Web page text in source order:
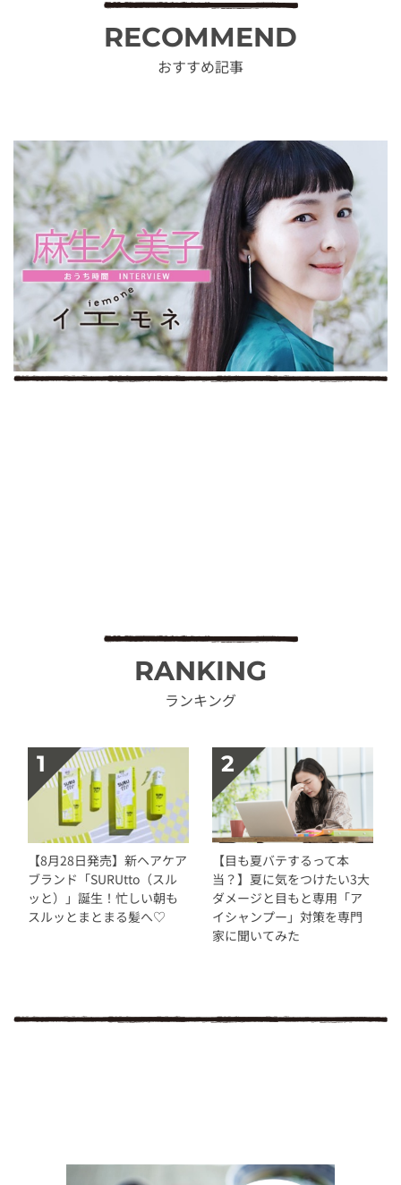
RECOMMEND
おすすめ記事
RANKING
ランキング
【8月28日発売】新ヘアケア
ブランド「SURUtto（スル
ッと）」誕生！忙しい朝も
スルッとまとまる髪へ♡
【目も夏バテするって本
当？】夏に気をつけたい3大
ダメージと目もと専用「ア
イシャンプー」対策を専門
家に聞いてみた